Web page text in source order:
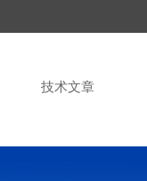
技术文章